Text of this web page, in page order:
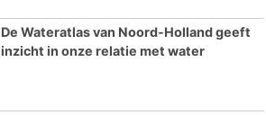
De Wateratlas van Noord-Holland geeft
inzicht in onze relatie met water